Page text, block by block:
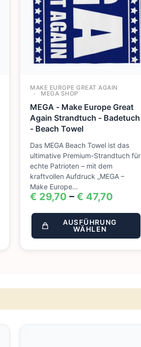
MAKE EUROPE GREAT AGAIN
MEGA SHOP
MEGA - Make Europe Great
Again Strandtuch - Badetuch
- Beach Towel
Das MEGA Beach Towel ist das
ultimative Premium-Strandtuch für
echte Patrioten – mit dem
kraftvollen Aufdruck „MEGA –
Make Europe…
€ 29,70 – € 47,70
AUSFÜHRUNG
WÄHLEN